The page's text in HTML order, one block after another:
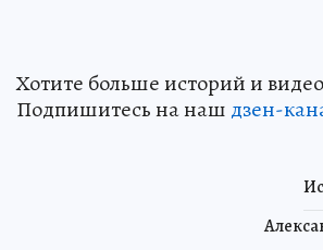
Хотите больше историй и
Подпишитесь на наш дзен-